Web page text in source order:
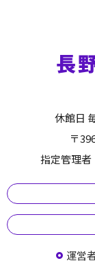
休館日
〒
指定管理
運営